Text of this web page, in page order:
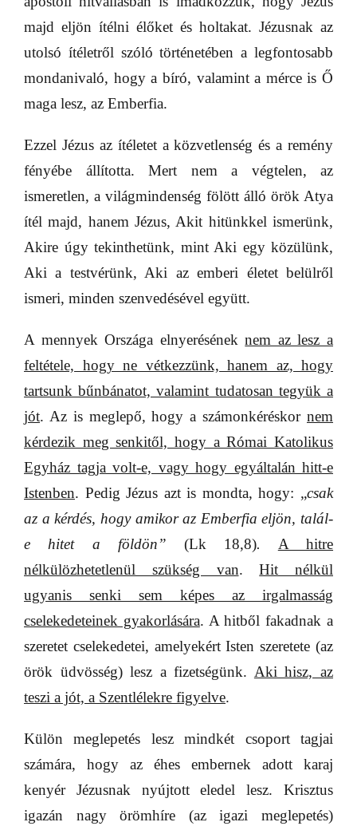
majd eljön ítélni élőket és holtakat. Jézusnak az
utolsó ítéletről szóló történetében a legfontosabb
mondanivaló, hogy a bíró, valamint a mérce is Ő
maga lesz, az Emberfia.
Ezzel Jézus az ítéletet a közvetlenség és a remény
fényébe állította. Mert nem a végtelen, az
ismeretlen, a világmindenség fölött álló örök Atya
ítél majd, hanem Jézus, Akit hitünkkel ismerünk,
Akire úgy tekinthetünk, mint Aki egy közülünk,
Aki a testvérünk, Aki az emberi életet belülről
ismeri, minden szenvedésével együtt.
A mennyek Országa elnyeréséneknem az lesz a
feltétele, hogy ne vétkezzünk, hanem az, hogy
tartsunk bűnbánatot, valamint tudatosan tegyük a
jót. Az is meglepő, hogy a számonkéréskor nem
kérdezik meg senkitől, hogy a Római Katolikus
Egyház tagja volt-e, vagy hogy egyáltalán hitt-e
Istenben. Pedig Jézus azt is mondta, hogy: „csak
az a kérdés, hogy amikor az Emberfia eljön, talál-
e hitet a földön”(Lk 18,8).
A hitre
nélkülözhetetlenül szükség van.Hit nélkül
ugyanis senki sem képes az irgalmasság
cselekedeteinek gyakorlására. A hitből fakadnak a
szeretet cselekedetei, amelyekért Isten szeretete (az
örök üdvösség) lesz a fizetségünk. Aki hisz, az
teszi a jót, a Szentlélekre figyelve.
Külön meglepetés lesz mindkét csoport tagjai
számára, hogy az éhes embernek adott karaj
kenyér Jézusnak nyújtott eledel lesz. Krisztus
igazán nagy örömhíre (az igazi meglepetés)